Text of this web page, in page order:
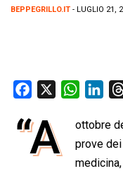
BEPPEGRILLO.IT - LUGLIO 21,
c
e
W
a
t
s
n
k
e
“A
ottobre
prove